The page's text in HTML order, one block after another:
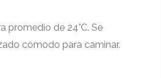
promedio de 24°C. Se
cómodo para caminar.